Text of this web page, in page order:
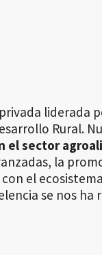
liderada
Rural.
el sector
la
el
se nos ha